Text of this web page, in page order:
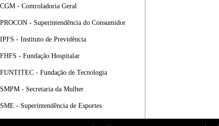
CGM - Controladoria Geral
PROCON - Superintendência do Consumidor
IPFS - Instituto de Previdência
FHFS - Fundação Hospitalar
FUNTITEC - Fundação de Tecnologia
SMPM - Secretaria da Mulher
SME - Superintendência de Esportes